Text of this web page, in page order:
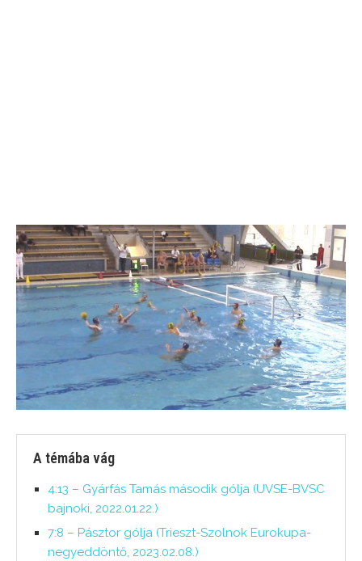
A témába vág
4:13 – Gyárfás Tamás második gólja (UVSE-BVSC
bajnoki, 2022.01.22.)
7:8 – Pásztor gólja (Trieszt-Szolnok Eurokupa-
negyeddöntő, 2023.02.08.)